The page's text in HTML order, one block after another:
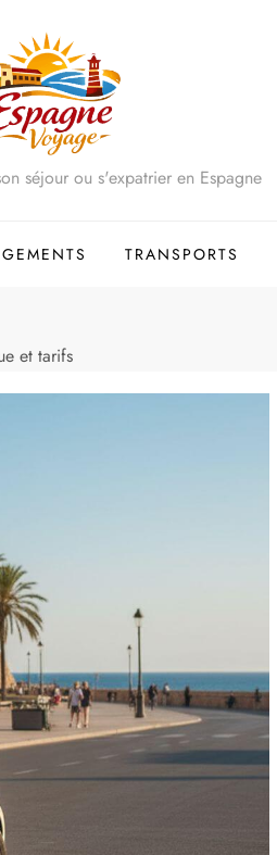
séjour ou s'expatrier en Espagne
TRANSPORTS
et tarifs